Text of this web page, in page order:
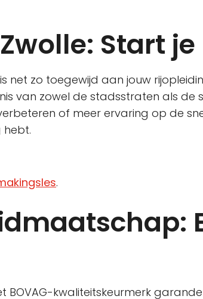
Start
net zo toegewijd aan jouw
van zowel de stadsstraten als de
of meer ervaring op de
hebt.
.
BOVAG-kwaliteitskeurmerk